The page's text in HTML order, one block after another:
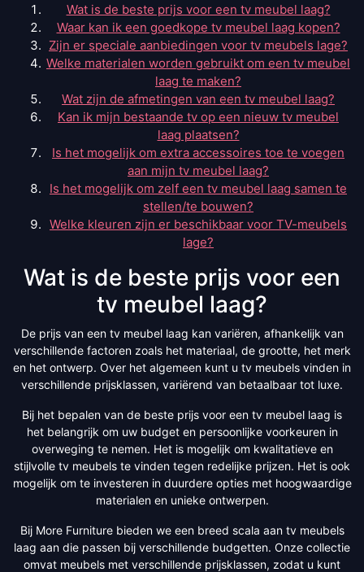
Wat is de beste prijs voor een tv meubel laag?
Waar kan ik een goedkope tv meubel laag kopen?
Zijn er speciale aanbiedingen voor tv meubels lage?
Welke materialen worden gebruikt om een tv meubel
laag te maken?
Wat zijn de afmetingen van een tv meubel laag?
Kan ik mijn bestaande tv op een nieuw tv meubel
laag plaatsen?
Is het mogelijk om extra accessoires toe te voegen
aan mijn tv meubel laag?
Is het mogelijk om zelf een tv meubel laag samen te
stellen/te bouwen?
Welke kleuren zijn er beschikbaar voor TV-meubels
lage?
Wat is de beste prijs voor een
tv meubel laag?
De prijs van een tv meubel laag kan variëren, afhankelijk van
verschillende factoren zoals het materiaal, de grootte, het merk
en het ontwerp. Over het algemeen kunt u tv meubels vinden in
verschillende prijsklassen, variërend van betaalbaar tot luxe.
Bij het bepalen van de beste prijs voor een tv meubel laag is
het belangrijk om uw budget en persoonlijke voorkeuren in
overweging te nemen. Het is mogelijk om kwalitatieve en
stijlvolle tv meubels te vinden tegen redelijke prijzen. Het is ook
mogelijk om te investeren in duurdere opties met hoogwaardige
materialen en unieke ontwerpen.
Bij More Furniture bieden we een breed scala aan tv meubels
laag aan die passen bij verschillende budgetten. Onze collectie
omvat meubels met verschillende prijsklassen, zodat u kunt